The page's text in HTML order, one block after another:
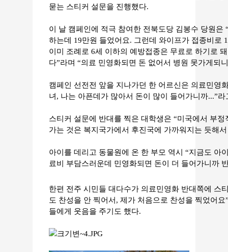
묻는 스티커 설문을 진행했다.
이 날 캠페인에 적극 참여한 전북도당 김봉수 당원은
하는데 19만원 들었어요. 그런데 와이프가 접종비로
이미 조례로 6세 이하의 예방접종은 무료로 하기로
다”라며 “의료 민영화되면 돈 없어서 병원 못가게되
캠페인 선전전 앞을 지나가던 한 어르신은 의료민영
녀, 나는 아픈데가 많아서 돈이 많이 들어가니까...”
스티커 설문에 반대를 찍은 대학생은 “미국에서 부
가는 것은 복지국가에서 후진국에 가까워지는 듯해
아이를 데리고 동물원에 온 한 부모 역시 “지금도 아
료비 부담스러운데 민영화되면 돈이 더 들어가니까
한편 전주 시민들 대다수가 의료민영화 반대쪽에 스
도 찬성을 안 찍어서, 제가 처음으로 찬성을 찍었어
들에게 웃음을 주기도 했다.